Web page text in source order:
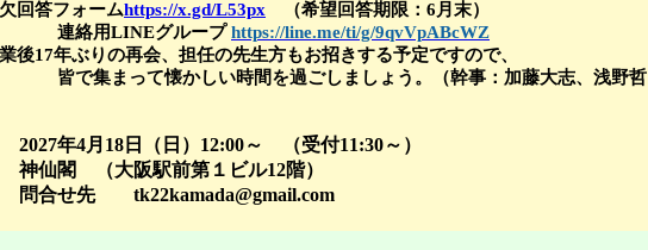
回答フォームhttps://x.gd/L53px （希望回答期限：6 月末）
連絡用LINEグループhttps://line.me/ti/g/9qvVpABcWZ
後17年ぶりの再会、担任の先生方もお招きする予定ですので、
い時間を過ごしましょう。（幹事：加藤大志、浅野哲
年4月18日（日）12:00～ （受付11:30～）
前第１ビル12階）